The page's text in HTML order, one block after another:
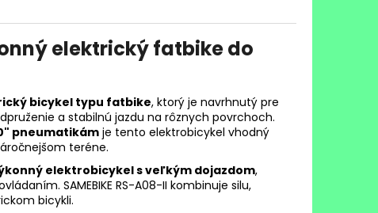
elektrický fatbike do
bicykel typu fatbike, ktorý je navrhnutý pre
a stabilnú jazdu na rôznych povrchoch.
pneumatikám je tento elektrobicykel vhodný
teréne.
elektrobicykel s veľkým dojazdom,
SAMEBIKE RS-A08-II kombinuje silu,
bicykli.